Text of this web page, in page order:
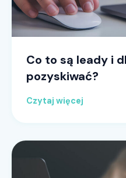
Co to są leady i
pozyskiwać?
Czytaj więcej